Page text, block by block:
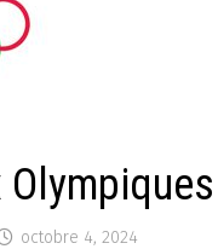
octobre 4, 2024